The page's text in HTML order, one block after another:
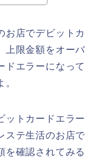
お店でデビットカ
上限金額をオーバ
ドエラーになって
ットカードエラー
ステ生活のお店で
を確認されてみる